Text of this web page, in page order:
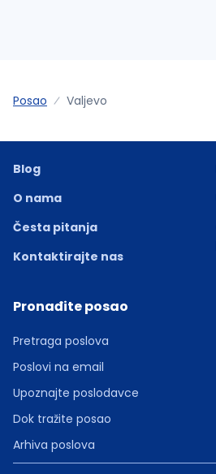
Posao Valjevo
Blog
O nama
Česta pitanja
Kontaktirajte nas
Pronađite posao
Pretraga poslova
Poslovi na email
Upoznajte poslodavce
Dok tražite posao
Arhiva poslova